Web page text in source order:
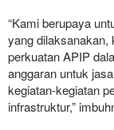
“Kami berupaya
yang dilaksanakan,
perkuatan APIP
anggaran untuk
kegiatan-kegiatan
infrastruktur,”